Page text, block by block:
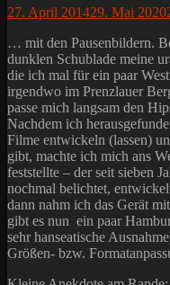
Posted
27. April 201429. Mai 2020
… mit den Pausenbildern.
dunklen Schublade meine
die ich mal für ein paar
irgendwo im Prenzlauer
passe mich langsam den
Nachdem ich
Filme entwickeln (lassen)
gibt, machte ich mich ans
feststellte – der seit sieben
nochmal belichtet,
dann nahm ich das Gerät
gibt es nun ein paar
sehr hanseatische
Größen- bzw.